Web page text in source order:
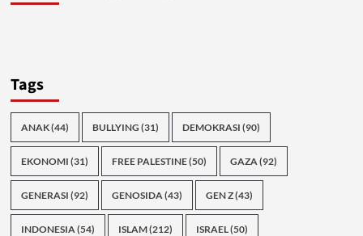
Tags
ANAK(44) BULLYING (31) DEMOKRASI (90)
EKONOMI (31) FREE PALESTINE(50) GAZA(92)
GENERASI (92) GENOSIDA(43) GEN Z(43)
INDONESIA(54) ISLAM(212) ISRAEL(50)